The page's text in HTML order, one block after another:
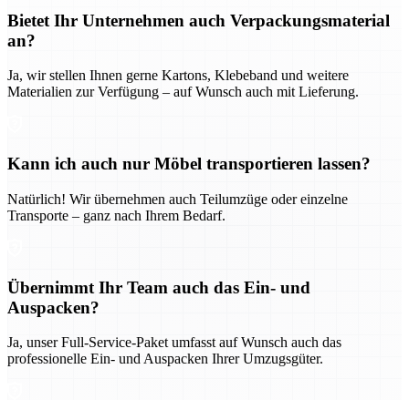
Bietet Ihr Unternehmen auch Verpackungsmaterial
an?
Ja, wir stellen Ihnen gerne Kartons, Klebeband und weitere
Materialien zur Verfügung – auf Wunsch auch mit Lieferung.
Kann ich auch nur Möbel transportieren lassen?
Natürlich! Wir übernehmen auch Teilumzüge oder einzelne
Transporte – ganz nach Ihrem Bedarf.
Übernimmt Ihr Team auch das Ein- und
Auspacken?
Ja, unser Full-Service-Paket umfasst auf Wunsch auch das
professionelle Ein- und Auspacken Ihrer Umzugsgüter.